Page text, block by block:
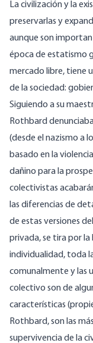
La civilización y la
preservarlas y
aunque son
época de estatismo
mercado libre, tiene
de la sociedad:
Siguiendo a su
Rothbard
(desde el nazismo a
basado en la
dañino para la
colectivistas
las diferencias de
de estas versiones
privada, se tira por la
individualidad, toda
comunalmente y las
colectivo son de
características
Rothbard, son las
supervivencia de la